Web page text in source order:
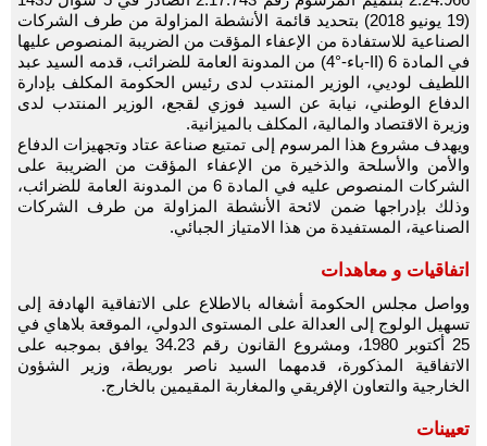
(19 يونيو 2018) بتحديد قائمة الأنشطة المزاولة من طرف الشركات
الصناعية للاستفادة من الإعفاء المؤقت من الضريبة المنصوص عليها
في المادة 6 (II-باء-°4) من المدونة العامة للضرائب، قدمه السيد عبد
اللطيف لوديي، الوزير المنتدب لدى رئيس الحكومة المكلف بإدارة
الدفاع الوطني، نيابة عن السيد فوزي لقجع، الوزير المنتدب لدى
وزيرة الاقتصاد والمالية، المكلف بالميزانية.
ويهدف مشروع هذا المرسوم إلى تمتيع صناعة عتاد وتجهيزات الدفاع
والأمن والأسلحة والذخيرة من الإعفاء المؤقت من الضريبة على
الشركات المنصوص عليه في المادة 6 من المدونة العامة للضرائب،
وذلك بإدراجها ضمن لائحة الأنشطة المزاولة من طرف الشركات
الصناعية، المستفيدة من هذا الامتياز الجبائي.
اتفاقيات و معاهدات
وواصل مجلس الحكومة أشغاله بالاطلاع على الاتفاقية الهادفة إلى
تسهيل الولوج إلى العدالة على المستوى الدولي، الموقعة بلاهاي في
25 أكتوبر 1980، ومشروع القانون رقم 34.23 يوافق بموجبه على
الاتفاقية المذكورة، قدمهما السيد ناصر بوريطة، وزير الشؤون
الخارجية والتعاون الإفريقي والمغاربة المقيمين بالخارج.
تعيينات